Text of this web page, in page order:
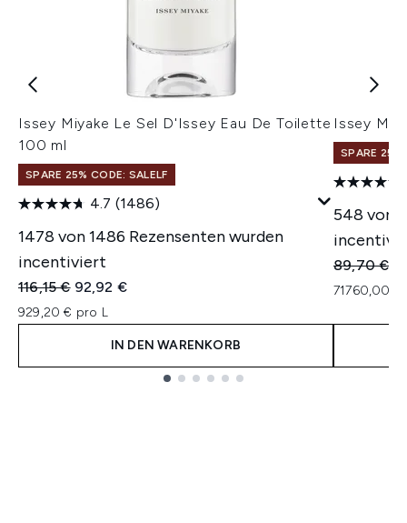
Issey Miyake Le Sel D'Issey Eau De Toilette
100 ml
SPARE 25% CODE: SALELF
4.7 (1486)
1478 von 1486 Rezensenten wurden
incentiviert
Unverbindliche Preisempfehlung:
116,15 € Aktueller Preis:
92,92 €
929,20 € pro L
IN DEN WARENKORB
Issey
SPARE 25%
548 von
89,70 €
71760,00 €